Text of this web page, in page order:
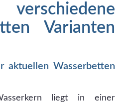
Varianten
aktuellen Wasserbetten
liegt in einer